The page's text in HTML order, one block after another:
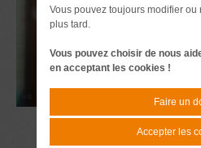
Vous pouvez toujours modifier ou
plus tard.
Vous pouvez choisir de nous
en acceptant les cookies !
Faire un
Accepter les